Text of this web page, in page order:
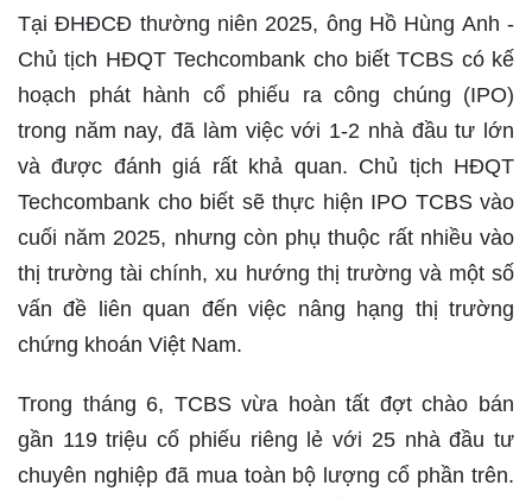
Tại ĐHĐCĐ thường niên 2025, ông Hồ Hùng Anh -
Chủ tịch HĐQT Techcombank cho biết TCBS có kế
hoạch phát hành cổ phiếu ra công chúng (IPO)
trong năm nay, đã làm việc với 1-2 nhà đầu tư lớn
và được đánh giá rất khả quan. Chủ tịch HĐQT
Techcombank cho biết sẽ thực hiện IPO TCBS vào
cuối năm 2025, nhưng còn phụ thuộc rất nhiều vào
thị trường tài chính, xu hướng thị trường và một số
vấn đề liên quan đến việc nâng hạng thị trường
chứng khoán Việt Nam.
Trong tháng 6, TCBS vừa hoàn tất đợt chào bán
gần 119 triệu cổ phiếu riêng lẻ với 25 nhà đầu tư
chuyên nghiệp đã mua toàn bộ lượng cổ phần trên.